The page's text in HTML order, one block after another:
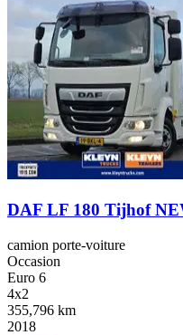
DAF LF 180 Tijhof
camion porte-voiture
Occasion
Euro 6
4x2
355,796 km
2018